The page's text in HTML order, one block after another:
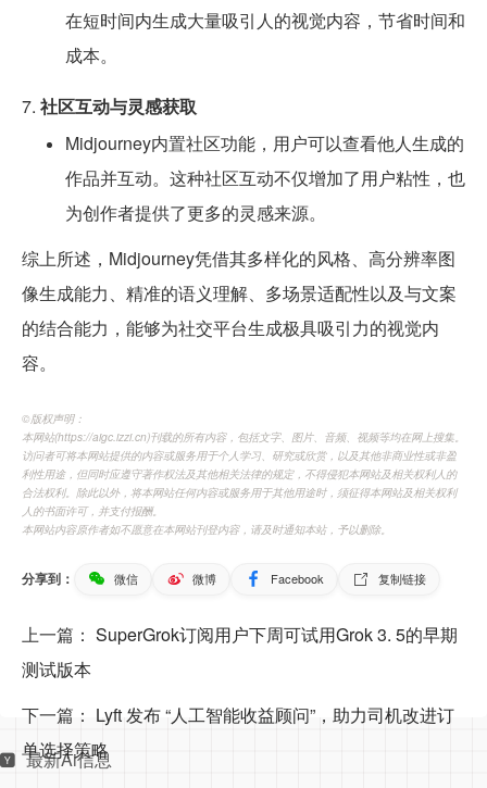
在短时间内生成大量吸引人的视觉内容，节省时间和
成本。
7. 社区互动与灵感获取
Midjourney内置社区功能，用户可以查看他人生成的
作品并互动。这种社区互动不仅增加了用户粘性，也
为创作者提供了更多的灵感来源。
综上所述，Midjourney凭借其多样化的风格、高分辨率图
像生成能力、精准的语义理解、多场景适配性以及与文案
的结合能力，能够为社交平台生成极具吸引力的视觉内
容。
©️版权声明：
本网站(https://aigc.izzi.cn)刊载的所有内容，包括文字、图片、音频、视频等均在网上搜集。
访问者可将本网站提供的内容或服务用于个人学习、研究或欣赏，以及其他非商业性或非盈
利性用途，但同时应遵守著作权法及其他相关法律的规定，不得侵犯本网站及相关权利人的
合法权利。除此以外，将本网站任何内容或服务用于其他用途时，须征得本网站及相关权利
人的书面许可，并支付报酬。
本网站内容原作者如不愿意在本网站刊登内容，请及时通知本站，予以删除。
分享到： 微信 微博 Facebook 复制链接
上一篇： SuperGrok订阅用户下周可试用Grok 3. 5的早期
测试版本
下一篇： Lyft 发布 “人工智能收益顾问”，助力司机改进订
单选择策略
最新Ai信息